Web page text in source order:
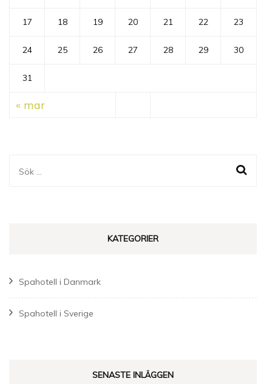
17 18 19 20 21 22 23
24 25 26 27 28 29 30
31
« mar
Sök
KATEGORIER
Spahotell i Danmark
Spahotell i Sverige
SENASTE INLÄGGEN